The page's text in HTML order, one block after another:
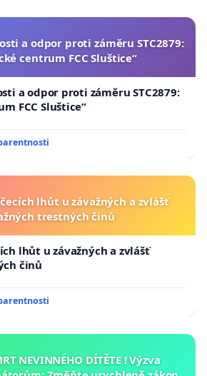
a odpor proti záměru STC2879:
centrum FCC Sluštice“
a odpor proti záměru STC2879:
FCC Sluštice“
lhůt u závažných a zvlášť
trestných činů
lhůt u závažných a zvlášť
činů
NEVINNÉHO DÍTĚTE ! Výzva